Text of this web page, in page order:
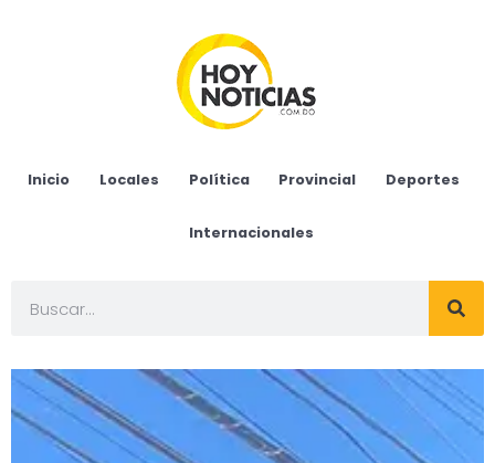
Inicio Locales Política Provincial Deportes
Internacionales